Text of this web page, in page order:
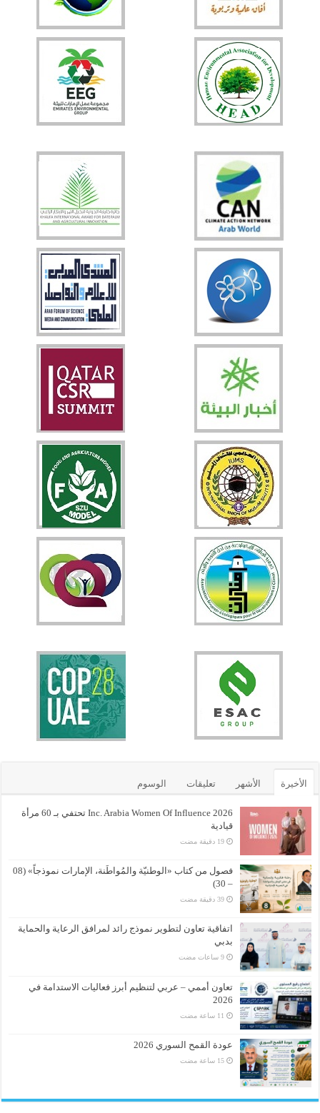
الأخيرة الأشهر تعليقات الوسوم
Inc. Arabia Women Of Influence 2026 تحتفي بـ 60 مرأة
قيادية
فصول من كتاب «الوطنيّة والمُواطَنة، الإمارات نموذجاً» (08
– 30)
اتفاقية تعاون لتطوير نموذج رائد لمرافق الرعاية والحماية
بدبي
تعاون أممي – عربي لتنظيم أبرز فعاليات الاستدامة في
2026
عودة القمح السوري 2026